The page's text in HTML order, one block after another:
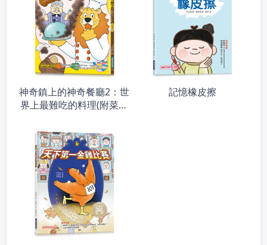
神奇鎮上的神奇餐廳2：世
界上最難吃的料理(附菜單
記憶橡皮擦